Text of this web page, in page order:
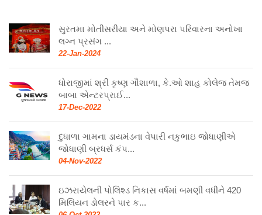
સુરતમા મોતીસરીયા અને મોણપરા પરિવારના અનોખા
લગ્ન પ્રસંગ ...
22-Jan-2024
ધોરાજીમાં શ્રી કૃષ્ણ ગૌશાળા, કે.ઓ શાહ કોલેજ તેમજ
બાબા એન્ટરપ્રાઈ...
17-Dec-2022
દુધાળા ગામના ડાયમંડના વેપારી નકુભાઇ જોધાણીએ
જોધાણી બ્રધર્સ કંપ...
04-Nov-2022
ઇઝરાયેલની પોલિશ્ડ નિકાસ વર્ષમાં બમણી વધીને 420
મિલિયન ડોલરને પાર ક...